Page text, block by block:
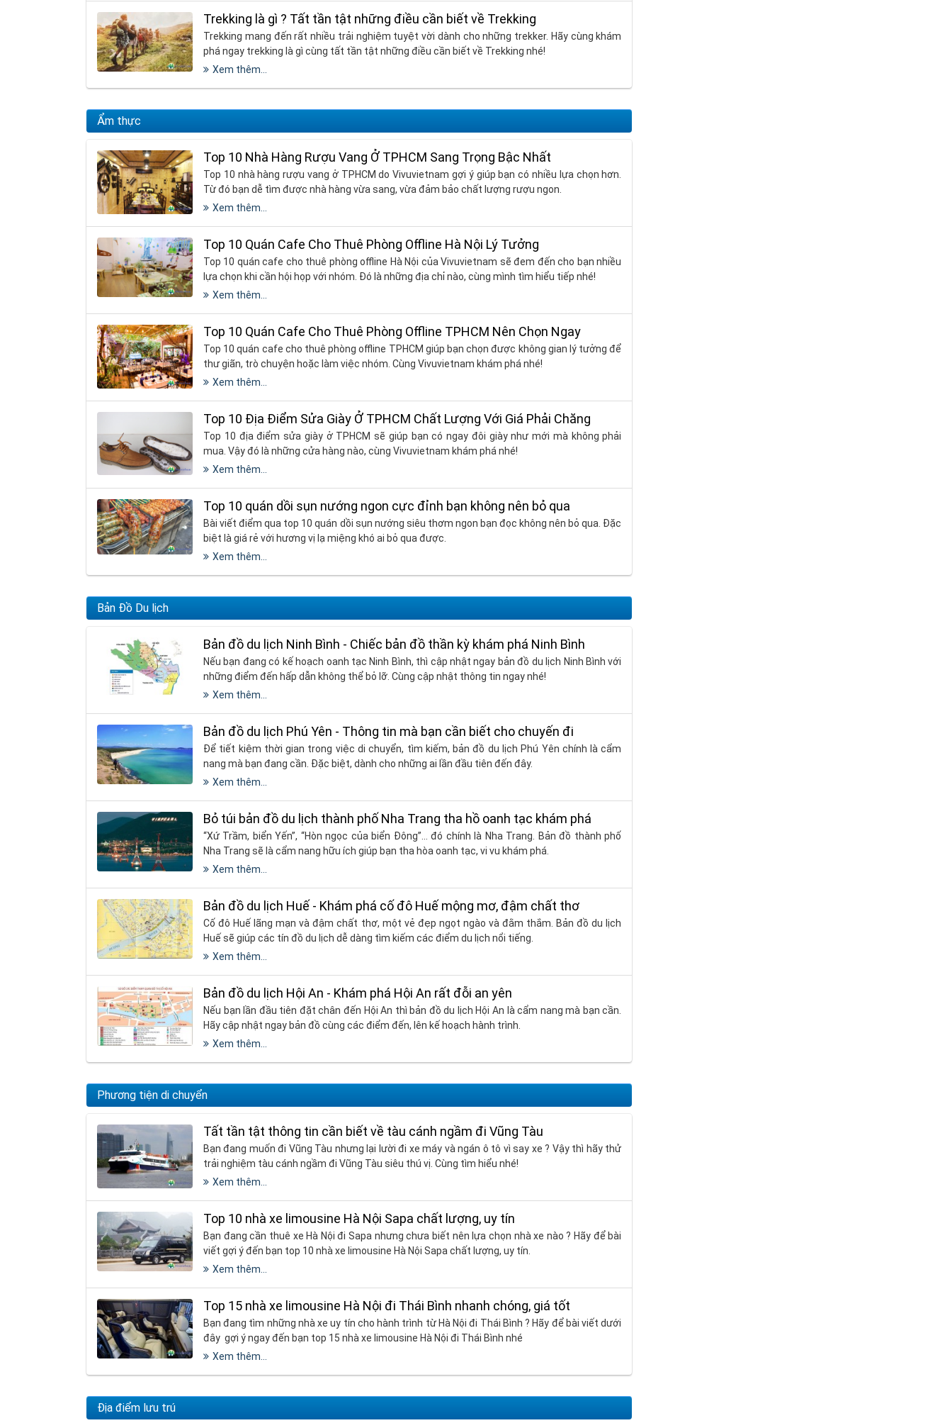
Trekking là gì ? Tất tần tật những điều cần biết về Trekking
Trekking mang đến rất nhiều trải nghiệm tuyệt vời dành cho những trekker. Hãy cùng khám
phá ngay trekking là gì cùng tất tần tật những điều cần biết về Trekking nhé!
Xem thêm...
Ẩm thực
Top 10 Nhà Hàng Rượu Vang Ở TPHCM Sang Trọng Bậc Nhất
Top 10 nhà hàng rượu vang ở TPHCM do Vivuvietnam gợi ý giúp bạn có nhiều lựa chọn hơn.
Từ đó bạn dễ tìm được nhà hàng vừa sang, vừa đảm bảo chất lượng rượu ngon.
Xem thêm...
Top 10 Quán Cafe Cho Thuê Phòng Offline Hà Nội Lý Tưởng
Top 10 quán cafe cho thuê phòng offline Hà Nội của Vivuvietnam sẽ đem đến cho bạn nhiều
lựa chọn khi cần hội họp với nhóm. Đó là những địa chỉ nào, cùng mình tìm hiểu tiếp nhé!
Xem thêm...
Top 10 Quán Cafe Cho Thuê Phòng Offline TPHCM Nên Chọn Ngay
​​​​​​​Top 10 quán cafe cho thuê phòng offline TPHCM giúp bạn chọn được không gian lý tưởng để
thư giãn, trò chuyện hoặc làm việc nhóm. Cùng Vivuvietnam khám phá nhé!
Xem thêm...
Top 10 Địa Điểm Sửa Giày Ở TPHCM Chất Lượng Với Giá Phải Chăng
Top 10 địa điểm sửa giày ở TPHCM sẽ giúp bạn có ngay đôi giày như mới mà không phải
mua. Vậy đó là những cửa hàng nào, cùng Vivuvietnam khám phá nhé!
Xem thêm...
Top 10 quán dồi sụn nướng ngon cực đỉnh bạn không nên bỏ qua
Bài viết điểm qua top 10 quán dồi sụn nướng siêu thơm ngon bạn đọc không nên bỏ qua. Đặc
biệt là giá rẻ với hương vị lạ miệng khó ai bỏ qua được.
Xem thêm...
Bản Đồ Du lịch
Bản đồ du lịch Ninh Bình - Chiếc bản đồ thần kỳ khám phá Ninh Bình
Nếu bạn đang có kế hoạch oanh tạc Ninh Bình, thì cập nhật ngay bản đồ du lịch Ninh Bình với
những điểm đến hấp dẫn không thể bỏ lỡ. Cùng cập nhật thông tin ngay nhé!
Xem thêm...
Bản đồ du lịch Phú Yên - Thông tin mà bạn cần biết cho chuyến đi
Để tiết kiệm thời gian trong việc di chuyển, tìm kiếm, bản đồ du lịch Phú Yên chính là cẩm
nang mà bạn đang cần. Đặc biệt, dành cho những ai lần đầu tiên đến đây.
Xem thêm...
Bỏ túi bản đồ du lịch thành phố Nha Trang tha hồ oanh tạc khám phá
“Xứ Trầm, biển Yến”, “Hòn ngọc của biển Đông”... đó chính là Nha Trang. Bản đồ thành phố
Nha Trang sẽ là cẩm nang hữu ích giúp bạn tha hòa oanh tạc, vi vu khám phá.
Xem thêm...
Bản đồ du lịch Huế - Khám phá cố đô Huế mộng mơ, đậm chất thơ
Cố đô Huế lãng mạn và đậm chất thơ, một vẻ đẹp ngọt ngào và đằm thắm. Bản đồ du lịch
Huế sẽ giúp các tín đồ du lịch dễ dàng tìm kiếm các điểm du lịch nổi tiếng.
Xem thêm...
Bản đồ du lịch Hội An - Khám phá Hội An rất đỗi an yên
Nếu bạn lần đầu tiên đặt chân đến Hội An thì bản đồ du lịch Hội An là cẩm nang mà bạn cần.
Hãy cập nhật ngay bản đồ cùng các điểm đến, lên kế hoạch hành trình.
Xem thêm...
Phương tiện di chuyển
Tất tần tật thông tin cần biết về tàu cánh ngầm đi Vũng Tàu
Bạn đang muốn đi Vũng Tàu nhưng lại lười đi xe máy và ngán ô tô vì say xe ? Vậy thì hãy thử
trải nghiệm tàu cánh ngầm đi Vũng Tàu siêu thú vị. Cùng tìm hiểu nhé!
Xem thêm...
Top 10 nhà xe limousine Hà Nội Sapa chất lượng, uy tín
Bạn đang cần thuê xe Hà Nội đi Sapa nhưng chưa biết nên lựa chọn nhà xe nào ? Hãy để bài
viết gợi ý đến bạn top 10 nhà xe limousine Hà Nội Sapa chất lượng, uy tín.
Xem thêm...
Top 15 nhà xe limousine Hà Nội đi Thái Bình nhanh chóng, giá tốt
Bạn đang tìm những nhà xe uy tín cho hành trình từ Hà Nội đi Thái Bình ? Hãy để bài viết dưới
đây gợi ý ngay đến bạn top 15 nhà xe limousine Hà Nội đi Thái Bình nhé
Xem thêm...
Địa điểm lưu trú